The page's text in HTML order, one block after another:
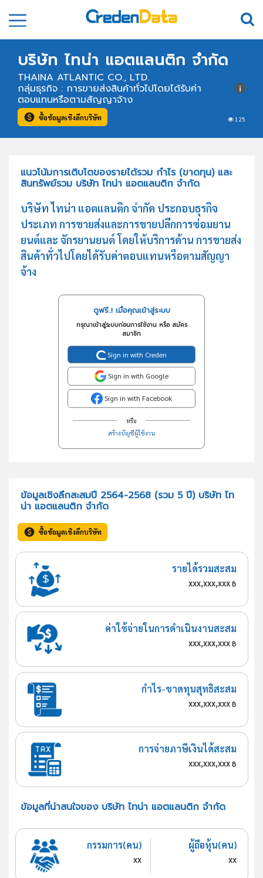
บริษัท ไทน่า แอตแลนติก จำกัด
THAINA ATLANTIC CO., LTD.
125
กลุ่มธุรกิจ : การขายส่งสินค้าทั่วไปโดยได้รับค่า
ตอบแทนหรือตามสัญญาจ้าง
ซื้อข้อมูลเชิงลึกบริษัท
แนวโน้มการเติบโตของรายได้รวม กำไร (ขาดทุน) และ
สินทรัพย์รวม บริษัท ไทน่า แอตแลนติก จำกัด
บริษัท ไทน่า แอตแลนติก จำกัด ประกอบธุรกิจ
ประเภท การขายส่งและการขายปลีกการซ่อมยาน
ยนต์และ จักรยานยนต์ โดยให้บริการด้าน การขายส่ง
สินค้าทั่วไปโดยได้รับค่าตอบแทนหรือตามสัญญา
จ้าง
ดูฟรี..! เมื่อคุณเข้าสู่ระบบ
กรุณาเข้าสู่ระบบก่อนการใช้งาน หรือ สมัคร
สมาชิก
Sign in with Creden
Sign in with Google
Sign in with Facebook
หรือ
สร้างบัญชีผู้ใช้งาน
ข้อมูลเชิงลึกสะสมปี 2564-2568 (รวม 5 ปี) บริษัท ไท
น่า แอตแลนติก จำกัด
ซื้อข้อมูลเชิงลึกบริษัท
รายได้รวมสะสม
xxx,xxx,xxx฿
ค่าใช้จ่ายในการดำเนินงานสะสม
xxx,xxx,xxx฿
กำไร-ขาดทุนสุทธิสะสม
xxx,xxx,xxx฿
การจ่ายภาษีเงินได้สะสม
xxx,xxx,xxx฿
ข้อมูลที่น่าสนใจของ บริษัท ไทน่า แอตแลนติก จำกัด
กรรมการ(คน)
xx
ผู้ถือหุ้น(คน)
xx